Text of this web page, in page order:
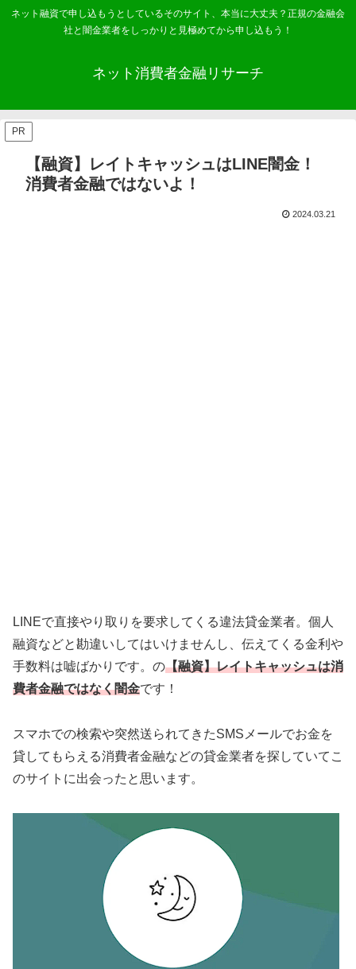
ネット融資で申し込もうとしているそのサイト、本当に大丈夫？正規の金融会
社と闇金業者をしっかりと見極めてから申し込もう！
ネット消費者金融リサーチ
PR
【融資】レイトキャッシュはLINE闇金！
消費者金融ではないよ！
2024.03.21
LINEで直接やり取りを要求してくる違法貸金業者。個人
融資などと勘違いしてはいけませんし、伝えてくる金利や
手数料は嘘ばかりです。の【融資】レイトキャッシュは消
費者金融ではなく闇金です！
スマホでの検索や突然送られてきたSMSメールでお金を
貸してもらえる消費者金融などの貸金業者を探していてこ
のサイトに出会ったと思います。